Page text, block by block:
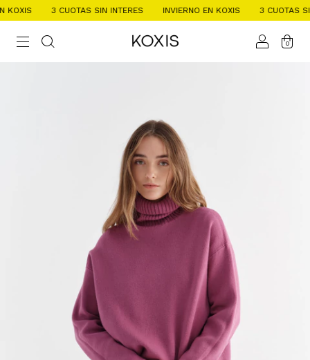
3 CUOTAS SIN INTERES INVIERNO EN KOXIS 3 CUOTAS SIN
0